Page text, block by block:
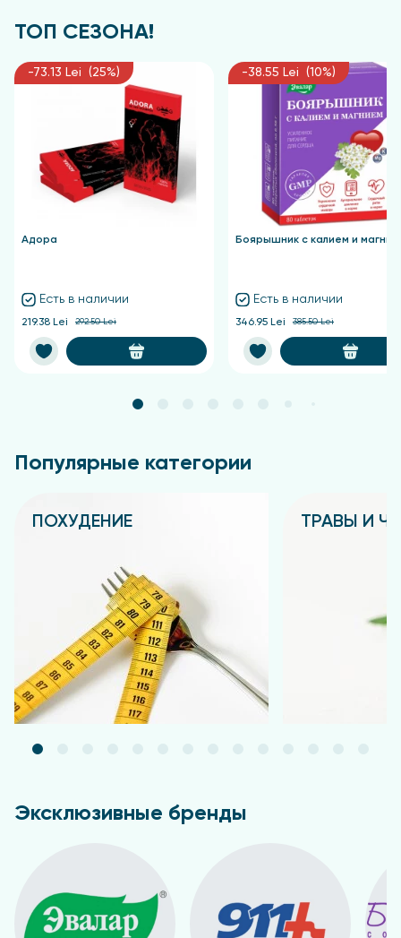
ТОП СЕЗОНА!
-73.13 Lei (25%)
Адора
Есть в наличии
219.38 Lei 292.50 Lei
-38.55 Lei (10%)
Боярышник с калием и
Есть в наличии
346.95 Lei 385.50 Lei
Популярные категории
ПОХУДЕНИЕ ТРАВЫ И
Эксклюзивные бренды